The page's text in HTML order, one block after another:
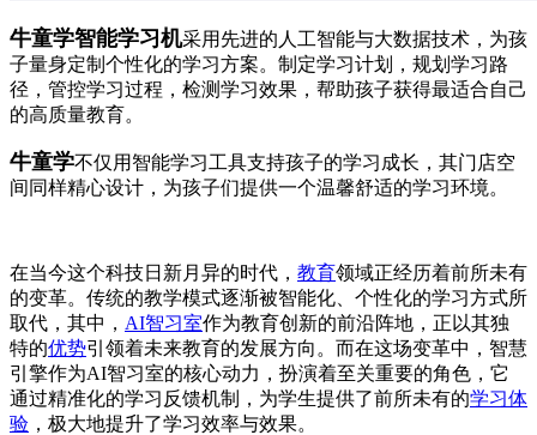
牛童学智能学习机采用先进的人工智能与大数据技术，为孩
子量身定制个性化的学习方案。制定学习计划，规划学习路
径，管控学习过程，检测学习效果，帮助孩子获得最适合自己
的高质量教育。
牛童学不仅用智能学习工具支持孩子的学习成长，其门店空
间同样精心设计，为孩子们提供一个温馨舒适的学习环境。
在当今这个科技日新月异的时代， 教育领域正经历着前所未有
的变革。传统的教学模式逐渐被智能化、个性化的学习方式所
取代，其中， AI智习室作为教育创新的前沿阵地，正以其独
特的优势引领着未来教育的发展方向。而在这场变革中，智慧
引擎作为AI智习室的核心动力，扮演着至关重要的角色，它
通过精准化的学习反馈机制，为学生提供了前所未有的学习体
验 ，极大地提升了学习效率与效果。